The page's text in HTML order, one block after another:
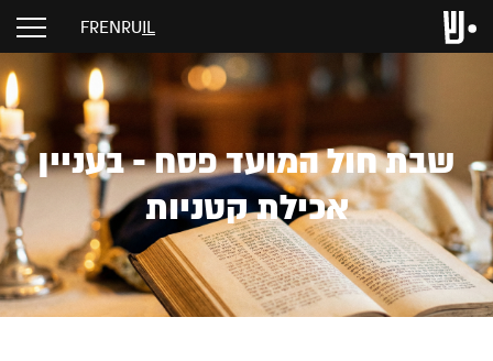
IL
RU
EN
FR
שבת חול המועד פסח - בעניין
אכילת קטניות